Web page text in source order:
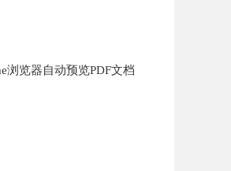
浏览器自动预览PDF文档